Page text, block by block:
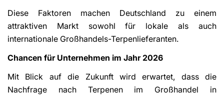
Diese Faktoren machen Deutschland zu einem
attraktiven Markt sowohl für lokale als auch
internationale Großhandels-Terpenlieferanten.
Chancen für Unternehmen im Jahr 2026
Mit Blick auf die Zukunft wird erwartet, dass die
Nachfrage nach Terpenen im Großhandel in